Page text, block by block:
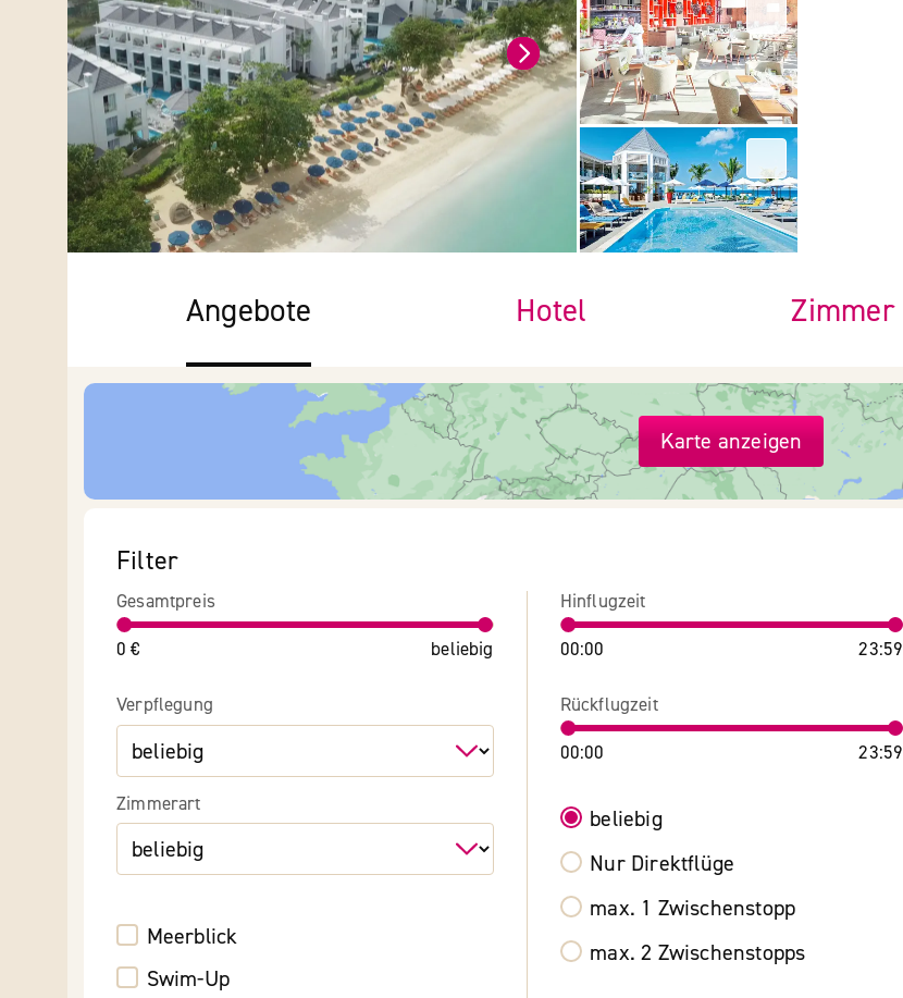
Angebote Hotel Zimmer
Karte anzeigen
Filter
Gesamtpreis
0 € beliebig
Verpflegung
Zimmerart
Meerblick
Swim-Up
Hinflugzeit
00:00 23:59
Rückflugzeit
00:00 23:59
beliebig
Nur Direktflüge
max. 1 Zwischenstopp
max. 2 Zwischenstopps